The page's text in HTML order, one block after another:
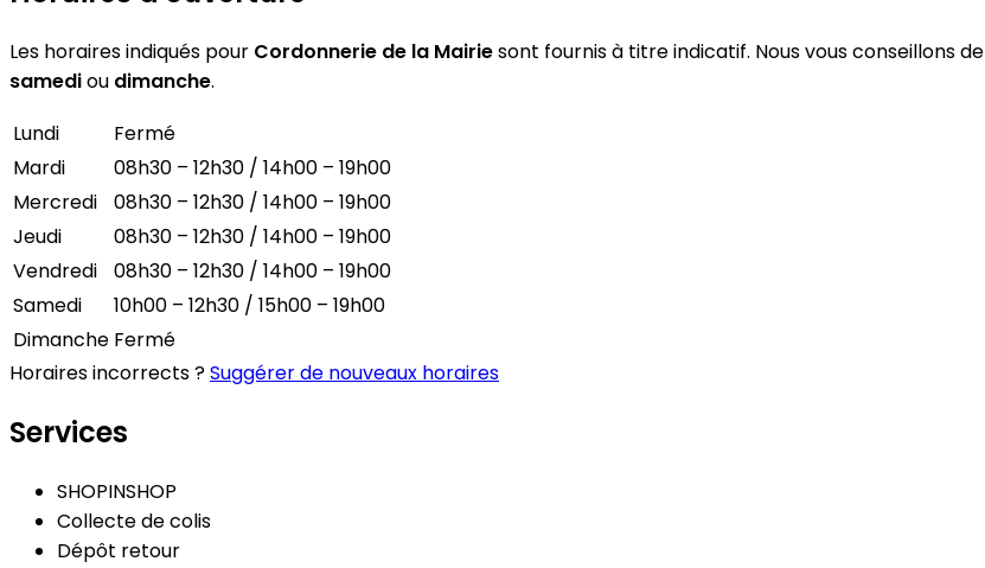
Les horaires indiqués pour Cordonnerie de la Mairiesont fournis à titre indicatif. Nous vous conseillons de
samediou dimanche.
Lundi
Fermé
Mardi
08h30 – 12h30 / 14h00 – 19h00
Mercredi
08h30 – 12h30 / 14h00 – 19h00
Jeudi
08h30 – 12h30 / 14h00 – 19h00
Vendredi
08h30 – 12h30 / 14h00 – 19h00
Samedi
10h00 – 12h30 / 15h00 – 19h00
Dimanche Fermé
Horaires incorrects ?Suggérer de nouveaux horaires
Services
SHOPINSHOP
Collecte de colis
Dépôt retour